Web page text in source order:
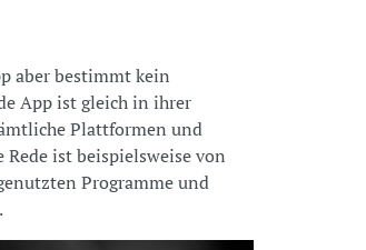
aber bestimmt kein
App ist gleich in ihrer
Plattformen und
ist beispielsweise von
Programme und